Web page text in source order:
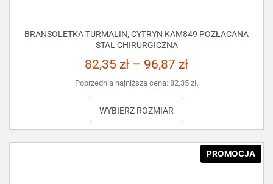
BRANSOLETKA TURMALIN, CYTRYN KAM849 POZŁACANA
STAL CHIRURGICZNA
82,35 zł – 96,87 zł
Poprzednia najniższa cena: 82,35 zł.
WYBIERZ ROZMIAR
PROMOCJA